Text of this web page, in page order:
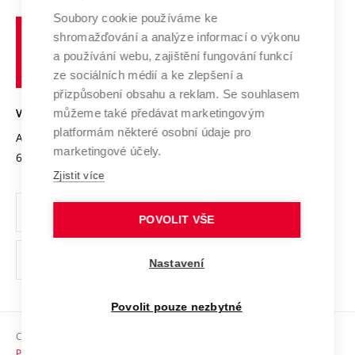
Výzkumné infrastruktury
Transfer znalostí
Open Science
Projekty
Projekty ze strukturálních fondů
Specifický výzkum
Spolupráce se školami
Služby univerzity
Mezinárodní dohody
Univerzitní sítě
Profil univerzity
Udržitelná univerzita
Podnikavá univerzita / ContriBUTe
Bezpečná univerzita
Vyznamenání
Organizační struktura
Ochrana osobních údajů
odkaz)
Sociální bezpečí
učení
technické
VYSOKÉ UČENÍ TECHNICKÉ V BRNĚ
Antonínská 548/1
602 00 Brno
www.vut.cz
vut@vutbr.cz
Copyright © 2026 VUT
Soubory cookie používáme ke
shromažďování a analýze informací o výkonu
a používání webu, zajištění fungování funkcí
ze sociálních médií a ke zlepšení a
přizpůsobení obsahu a reklam. Se souhlasem
můžeme také předávat marketingovým
platformám některé osobní údaje pro
marketingové účely.
Zjistit více
POVOLIT VŠE
Nastavení
Povolit pouze nezbytné